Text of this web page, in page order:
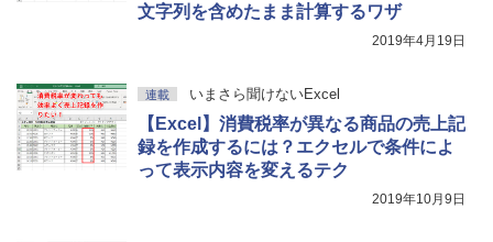
文字列を含めたまま計算するワザ
2019年4月19日
連載 いまさら聞けないExcel
【Excel】消費税率が異なる商品の売上記
録を作成するには？エクセルで条件によ
って表示内容を変えるテク
2019年10月9日